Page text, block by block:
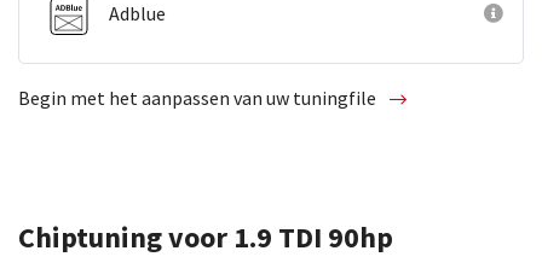
Adblue
Begin met het aanpassen van uw tuningfile
Chiptuning voor 1.9 TDI 90hp